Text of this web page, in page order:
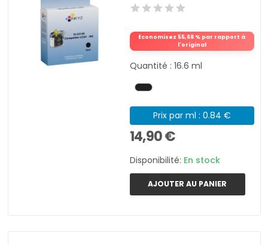
Économisez 55,68 % par rapport à
l'original
Quantité : 16.6 ml
Prix par ml : 0.84 €
14,90 €
Disponibilité: En stock
AJOUTER AU PANIER